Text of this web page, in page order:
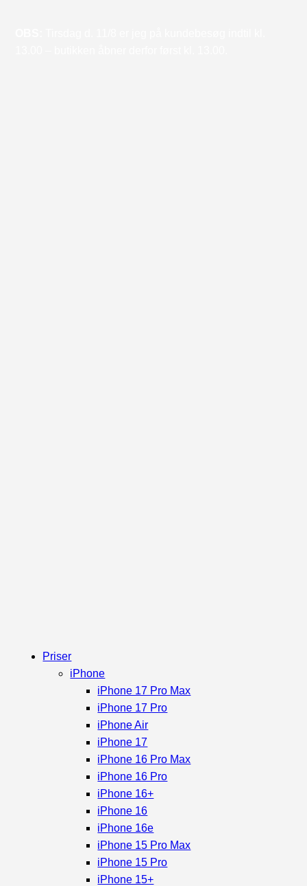
Priser
iPhone
iPhone 17 Pro Max
iPhone 17 Pro
iPhone Air
iPhone 17
iPhone 16 Pro Max
iPhone 16 Pro
iPhone 16+
iPhone 16
iPhone 16e
iPhone 15 Pro Max
iPhone 15 Pro
iPhone 15+